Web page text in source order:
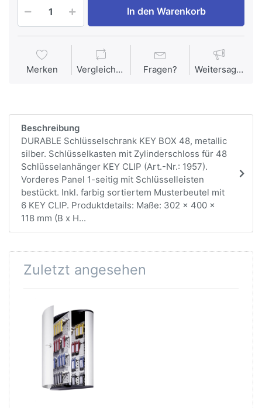
In den Warenkorb
Merken Vergleichen Fragen? Weitersagen
Beschreibung
DURABLE Schlüsselschrank KEY BOX 48, metallic
silber. Schlüsselkasten mit Zylinderschloss für 48
Schlüsselanhänger KEY CLIP (Art.-Nr.: 1957).
Vorderes Panel 1-seitig mit Schlüsselleisten
bestückt. Inkl. farbig sortiertem Musterbeutel mit
6 KEY CLIP. Produktdetails: Maße: 302 x 400 x
118 mm (B x H...
Zuletzt angesehen